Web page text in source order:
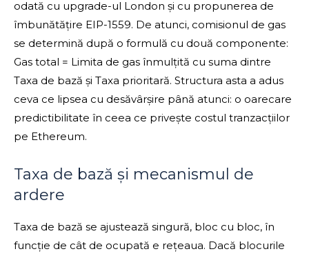
odată cu upgrade-ul London și cu propunerea de
îmbunătățire EIP-1559. De atunci, comisionul de gas
se determină după o formulă cu două componente:
Gas total = Limita de gas înmulțită cu suma dintre
Taxa de bază și Taxa prioritară. Structura asta a adus
ceva ce lipsea cu desăvârșire până atunci: o oarecare
predictibilitate în ceea ce privește costul tranzacțiilor
pe Ethereum.
Taxa de bază și mecanismul de
ardere
Taxa de bază se ajustează singură, bloc cu bloc, în
funcție de cât de ocupată e rețeaua. Dacă blocurile